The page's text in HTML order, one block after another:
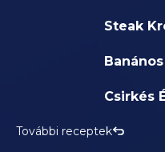
Steak
Csirkés
További receptek